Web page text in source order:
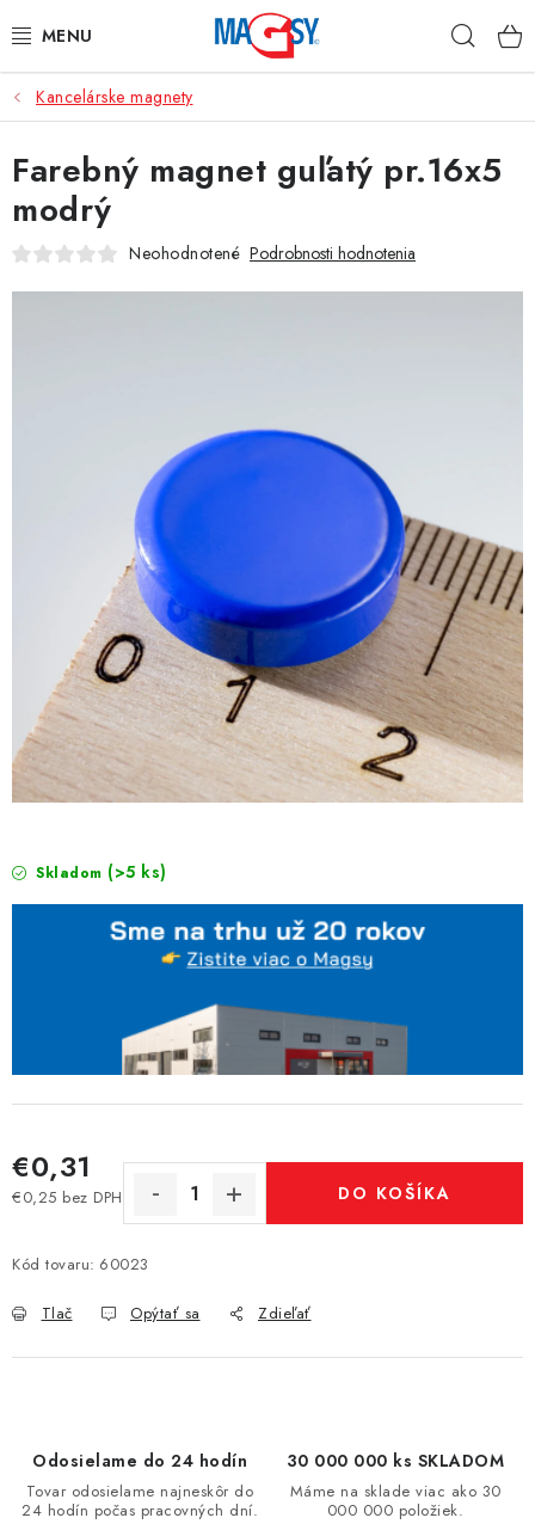
na
HLAVNÉ KATEGÓRIE
MAGNETICKÉ POMÔCKY
PRIEMYSELNÉ MAGNETY
OSTATNÉ MAGNETY
Odstúpenie od zmluvy
Kancelárske magnety
Skladom (>5 ks)
€0,31
€0,25 bez DPH
Jednotková cena:
DO KOŠÍKA
Kód tovaru: 60023
Tlač Opýtať sa Zdieľať
Farebný magnet guľatý pr.16x5
modrý
Neohodnotené Podrobnosti hodnotenia
Odosielame do 24 hodín
Tovar odosielame najneskôr do
24 hodín počas pracovných dní.
30 000 000 ks SKLADOM
Máme na sklade viac ako 30
000 000 položiek.